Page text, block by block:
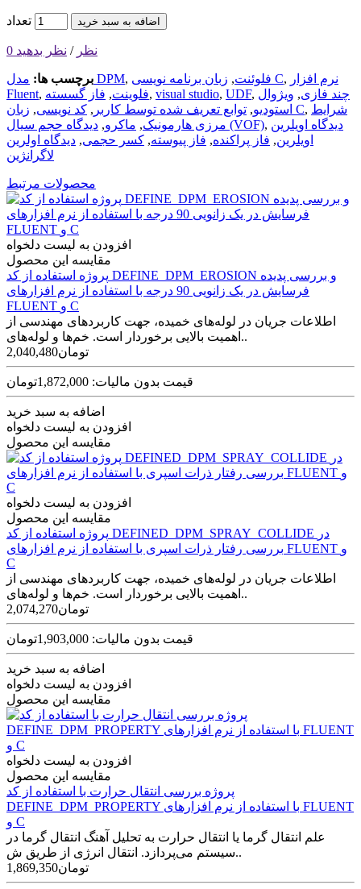
تعداد اضافه به سبد خرید
0 نظر / نظر بدهید
برچسب ها: مدل DPM, فلوئنت, زبان برنامه نویسی C, نرم افزار
Fluent, فلوینت, فاز گسسته , visual studio, UDF, چند فازی, ویژوال
استودیو, توابع تعریف شده توسط کاربر , کد نویسی, زبان C, شرایط
مرزی هارمونیک, ماکرو, دیدگاه حجم سیال (VOF), دیدگاه اویلرین
اویلرین, فاز پراکنده, فاز پیوسته, کسر حجمی, دیدگاه اولرین
لاگرانژین
محصولات مرتبط
افزودن به لیست دلخواه
مقایسه این محصول
پروژه استفاده از کد DEFINE_DPM_EROSION و بررسی پدیده
فرسایش در یک زانویی 90 درجه با استفاده از نرم افزارهای
FLUENT و C
اطلاعات جریان در لوله‌های خمیده، جهت کاربردهای مهندسی از
اهمیت بالایی برخوردار است. خم‌ها و لوله‌های..
2,040,480تومان
قیمت بدون مالیات: 1,872,000تومان
اضافه به سبد خرید
افزودن به لیست دلخواه
مقایسه این محصول
افزودن به لیست دلخواه
مقایسه این محصول
پروژه استفاده از کد DEFINED_DPM_SPRAY_COLLIDE در
بررسی رفتار ذرات اسپری با استفاده از نرم افزارهای FLUENT و
C
اطلاعات جریان در لوله‌های خمیده، جهت کاربردهای مهندسی از
اهمیت بالایی برخوردار است. خم‌ها و لوله‌های..
2,074,270تومان
قیمت بدون مالیات: 1,903,000تومان
اضافه به سبد خرید
افزودن به لیست دلخواه
مقایسه این محصول
افزودن به لیست دلخواه
مقایسه این محصول
پروژه بررسی انتقال حرارت با استفاده از کد
DEFINE_DPM_PROPERTY با استفاده از نرم افزارهای FLUENT
و C
علم انتقال گرما یا انتقال حرارت به تحلیل آهنگ انتقال گرما در
سیستم می‌پردازد. انتقال انرژی از طریق ش..
1,869,350تومان